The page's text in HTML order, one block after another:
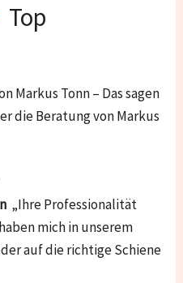
Top
Markus Tonn – Das sagen
die Beratung von Markus
„Ihre Professionalität
mich in unserem
auf die richtige Schiene